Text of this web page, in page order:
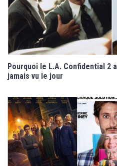
Pourquoi le L.A. Confidential 2
jamais vu le jour